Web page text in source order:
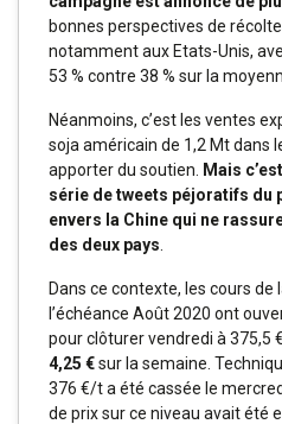
bonnes perspectives de
notamment aux Etats-Unis,
53 % contre 38 % sur la
Néanmoins, c’est les ventes
soja américain de 1,2 Mt dans
apporter du soutien.
Mais
série de tweets péjoratifs du
envers la Chine qui ne
des deux pays
Dans ce contexte, les cours de
l’échéance Août 2020 ont
pour clôturer vendredi à 375,5
4,25 €sur la semaine.
376 €/t a été cassée le
de prix sur ce niveau avait été